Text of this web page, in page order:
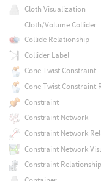
Cloth Visualization
Cloth/Volume Collider
Collide Relationship
Collider Label
Cone Twist Constraint
Cone Twist Constraint
Constraint
Constraint Network
Constraint Network
Constraint Network
Constraint Relationship